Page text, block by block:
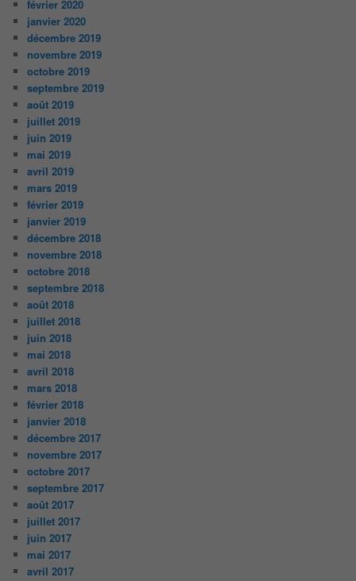
février 2020
janvier 2020
décembre 2019
novembre 2019
octobre 2019
septembre 2019
août 2019
juillet 2019
juin 2019
mai 2019
avril 2019
mars 2019
février 2019
janvier 2019
décembre 2018
novembre 2018
octobre 2018
septembre 2018
août 2018
juillet 2018
juin 2018
mai 2018
avril 2018
mars 2018
février 2018
janvier 2018
décembre 2017
novembre 2017
octobre 2017
septembre 2017
août 2017
juillet 2017
juin 2017
mai 2017
avril 2017